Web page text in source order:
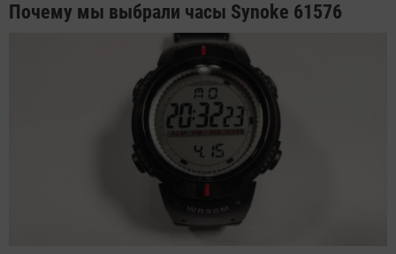
Почему мы выбрали часы Synoke 61576